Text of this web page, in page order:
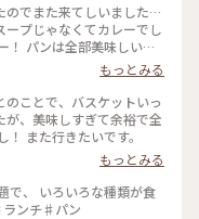
のでまた来てしいました…
プじゃなくてカレーでし
！ パンは全部美味しい！
、コーヒー美味しいし
あつまれ！といった感じ
もっとみる
ことで、バスケットいっ
、美味しすぎて余裕で全
また行きたいです。
もっとみる
で、 いろいろな種類が食
ランチ♯パン